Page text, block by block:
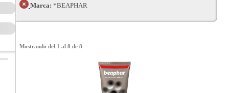
Marca: *BEAPHAR
Mostrando del 1 al 8 de 8